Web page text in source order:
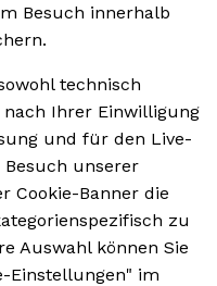
Besuch innerhalb
technisch
nach Ihrer Einwilligung
und für den Live-
unserer
Cookie-Banner die
zu
Auswahl können Sie
Einstellungen" im